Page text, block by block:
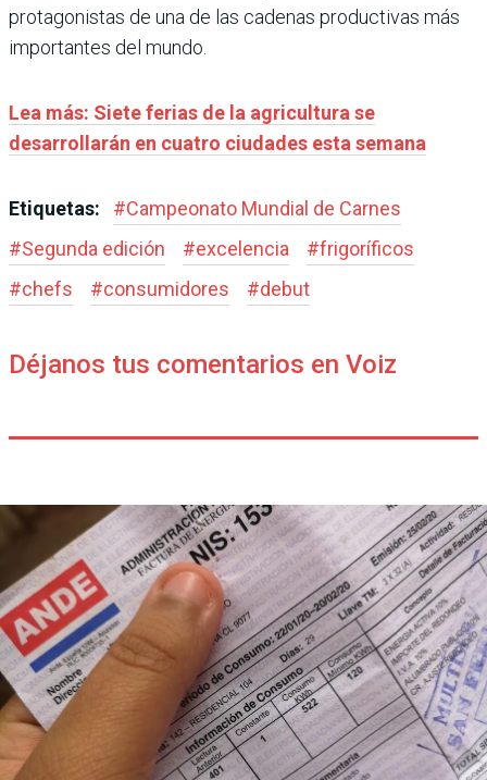
protagonistas de una de las cadenas productivas más
importantes del mundo.
Lea más: Siete ferias de la agricultura se
desarrollarán en cuatro ciudades esta semana
Etiquetas: #Campeonato Mundial de Carnes
#Segunda edición #excelencia #frigoríficos
#chefs #consumidores #debut
Déjanos tus comentarios en Voiz